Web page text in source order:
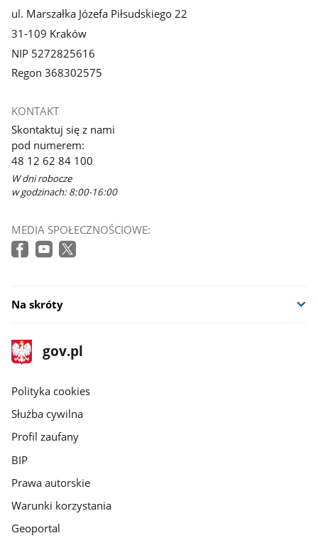
ul. Marszałka Józefa Piłsudskiego 22
31-109 Kraków
NIP 5272825616
Regon 368302575
KONTAKT
Skontaktuj się z nami
pod numerem:
48 12 62 84 100
W dni robocze
w godzinach: 8:00-16:00
MEDIA SPOŁECZNOŚCIOWE:
Na skróty
stopka
gov.pl
Strona
gov.pl
gov.pl
Polityka cookies
Służba cywilna
Profil zaufany
BIP
Prawa autorskie
Warunki korzystania
Geoportal